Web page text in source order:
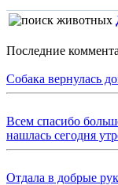
Последние
Собака вернулась
Всем спасибо
нашлась сегодня
Отдала в добрые